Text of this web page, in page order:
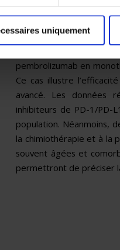
uniquement
constitue un
rapportons le cas
l’endomètre de type
pembrolizumab en
Ce cas illustre
avancé. Les données
inhibiteurs de PD-1/PD-
population. Néanmoins,
la chimiothérapie et à la
souvent âgées et
permettront de préciser